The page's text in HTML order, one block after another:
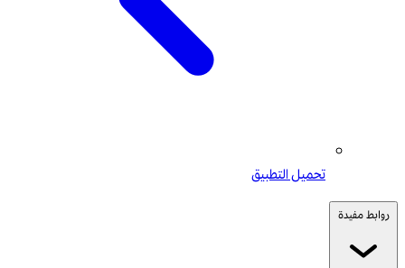
تحميل التطبيق
روابط مفيدة